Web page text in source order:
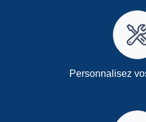
Personnalisez